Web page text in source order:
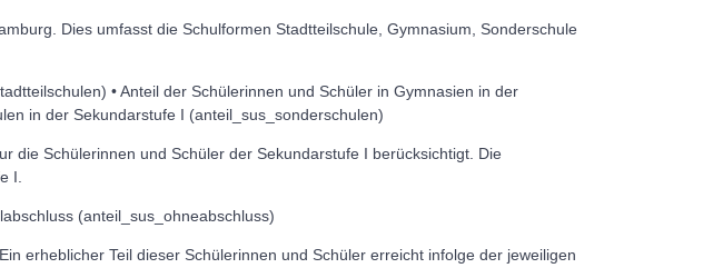
Dies umfasst die Schulformen Stadtteilschule, Gymnasium, Sonderschule
• Anteil der Schülerinnen und Schüler in Gymnasien in der
in der Sekundarstufe I (anteil_sus_sonderschulen)
die Schülerinnen und Schüler der Sekundarstufe I berücksichtigt. Die
I.
(anteil_sus_ohneabschluss)
erheblicher Teil dieser Schülerinnen und Schüler erreicht infolge der jeweiligen